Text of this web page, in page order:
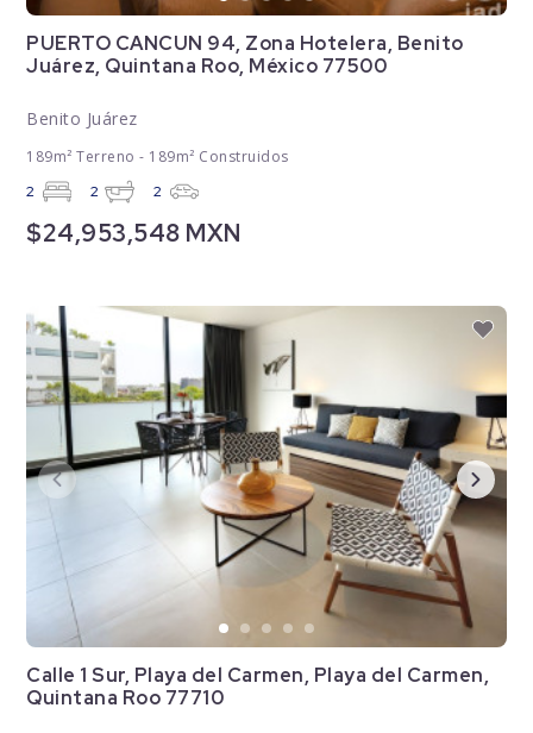
PUERTO CANCUN 94, Zona Hotelera, Benito
Juárez, Quintana Roo, México 77500
Benito Juárez
189m² Terreno - 189m² Construidos
2 2 2
$24,953,548 MXN
Calle 1 Sur, Playa del Carmen, Playa del Carmen,
Quintana Roo 77710